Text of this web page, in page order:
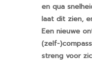
en qua
laat dit zien,
Een nieuwe
(zelf-
streng voor